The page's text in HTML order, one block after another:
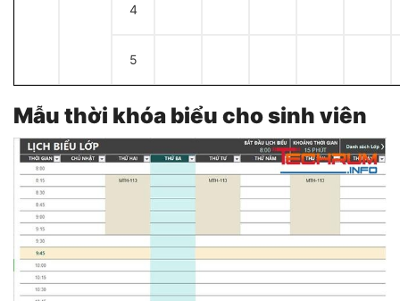
4
5
Mẫu thời khóa biểu cho sinh viên